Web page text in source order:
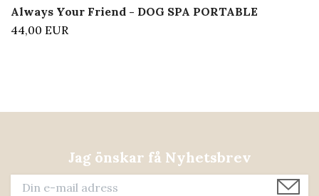
Always Your Friend - DOG SPA PORTABLE
44,00 EUR
Jag önskar få Nyhetsbrev